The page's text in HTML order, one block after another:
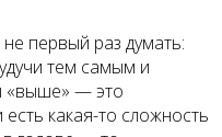
первый раз думать:
тем самым и
«выше» — это
какая-то сложность